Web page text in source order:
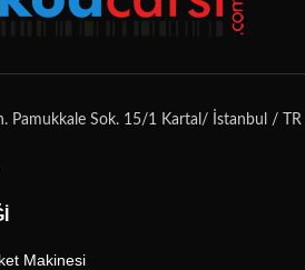
Pamukkale Sok. 15/1 Kartal/ İstanbul / TR
Makinesi